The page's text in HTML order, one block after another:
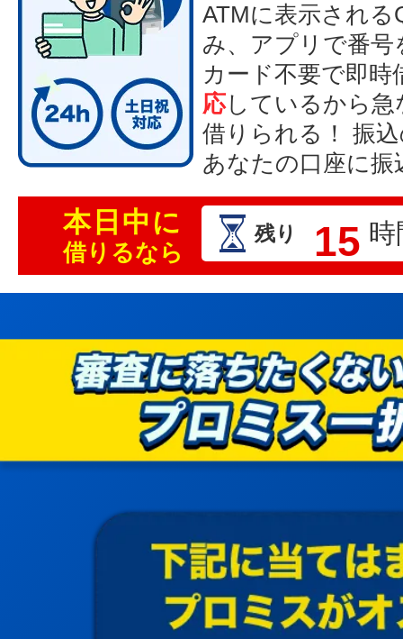
ATMに表示され
み、アプリで番
カード不要で即時
応しているから急
借りられる！ 振
あなたの口座に振
本日中に
借りるなら
残り 15